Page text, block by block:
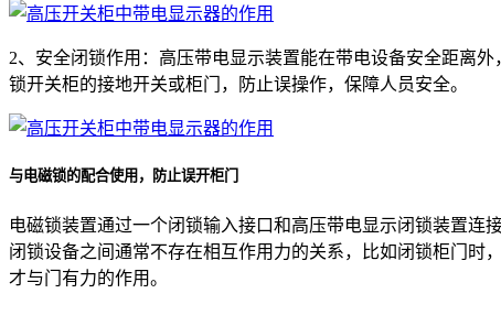
2、安全闭锁作用：高压带电显示装置能在带电设备安全距离
锁开关柜的接地开关或柜门，防止误操作，保障人员安全。
与电磁锁的配合使用，防止误开柜门
电磁锁装置通过一个闭锁输入接口和高压带电显示闭锁装置
闭锁设备之间通常不存在相互作用力的关系，比如闭锁柜门时
才与门有力的作用。